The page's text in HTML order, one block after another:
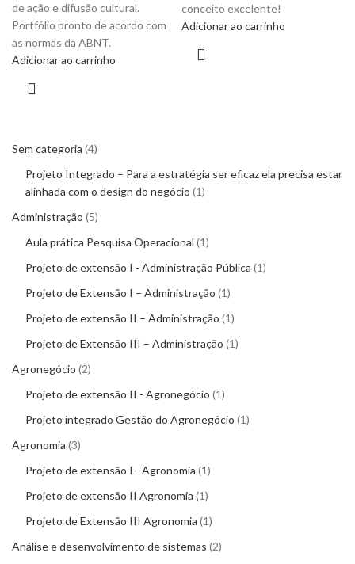
Sem categoria 4
Projeto Integrado – Para a estratégia ser eficaz ela precisa estar
alinhada com o design do negócio 1
Administração 5
Aula prática Pesquisa Operacional 1
Projeto de extensão I - Administração Pública 1
Projeto de Extensão I – Administração 1
Projeto de extensão II – Administração 1
Projeto de Extensão III – Administração 1
Agronegócio 2
Projeto de extensão II - Agronegócio 1
Projeto integrado Gestão do Agronegócio 1
Agronomia 3
Projeto de extensão I - Agronomia 1
Projeto de extensão II Agronomia 1
Projeto de Extensão III Agronomia 1
Análise e desenvolvimento de sistemas 2
de ação e difusão cultural.
Portfólio pronto de acordo com
as normas da ABNT.
Adicionar ao carrinho
conceito excelente!
Adicionar ao carrinho